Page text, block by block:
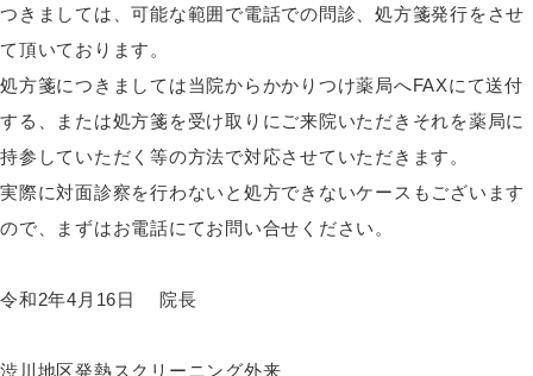
つきましては、可能な範囲で電話での問診、処方箋発行をさせ
て頂いております。
処方箋につきましては当院からかかりつけ薬局へFAXにて送付
する、または処方箋を受け取りにご来院いただきそれを薬局に
持参していただく等の方法で対応させていただきます。
実際に対面診察を行わないと処方できないケースもございます
ので、まずはお電話にてお問い合せください。
令和2年4月16日 院長
渋川地区発熱スクリーニング外来